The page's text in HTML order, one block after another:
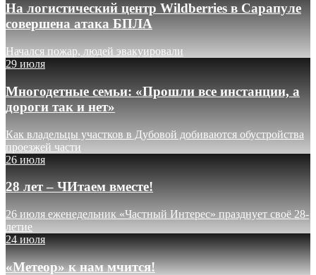
На логистический центр Wildberries в Сарапуле
совершена атака БПЛА
Начался пожар, людей эвакуировали
29 июля
Многодетные семьи: «Прошли все инстанции, а
дороги так и нет»
Как владельцы участков в Дубовой добиваются обустройства
проезжей части
26 июля
28 лет – ЧИтаем вместе!
26 июля еженедельник «Частный Интерес» празднует своё 28-
летие
24 июля
«Метеор» к нам мчится!